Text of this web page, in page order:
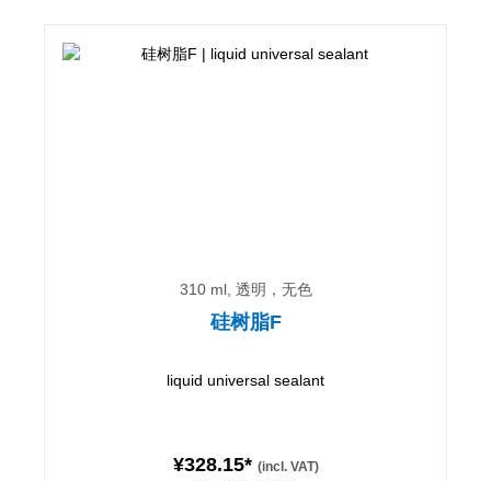
310 ml, 透明，无色
硅树脂F
liquid universal sealant
¥328.15* (incl. VAT)